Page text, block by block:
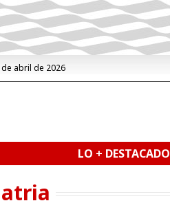
abril de 2026
LO + DESTACADO